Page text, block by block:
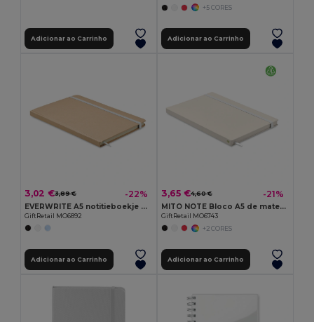
Adicionar ao Carrinho
+5 CORES
Adicionar ao Carrinho
3,02 €3,89 € -22%
EVERWRITE A5 notitieboekje gerecycled
GiftRetail MO6892
Adicionar ao Carrinho
3,65 €4,60 € -21%
MITO NOTE Bloco A5 de material reciclado
GiftRetail MO6743
+2 CORES
Adicionar ao Carrinho